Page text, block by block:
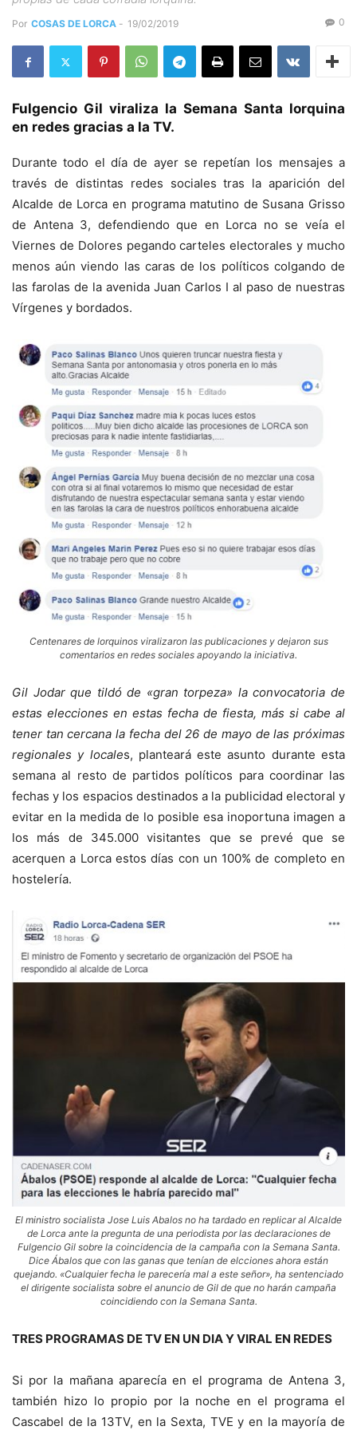
Por COSAS DE LORCA - 19/02/2019 0
Fulgencio Gil viraliza la Semana Santa lorquina
en redes gracias a la TV.
Durante todo el día de ayer se repetían los mensajes a
través de distintas redes sociales tras la aparición del
Alcalde de Lorca en programa matutino de Susana Grisso
de Antena 3, defendiendo que en Lorca no se veía el
Viernes de Dolores pegando carteles electorales y mucho
menos aún viendo las caras de los políticos colgando de
las farolas de la avenida Juan Carlos I al paso de nuestras
Vírgenes y bordados.
Centenares de lorquinos viralizaron las publicaciones y dejaron sus
comentarios en redes sociales apoyando la iniciativa.
Gil Jodar que tildó de «gran torpeza» la convocatoria de
estas elecciones en estas fecha de fiesta, más si cabe al
tener tan cercana la fecha del 26 de mayo de las próximas
regionales y locales, planteará este asunto durante esta
semana al resto de partidos políticos para coordinar las
fechas y los espacios destinados a la publicidad electoral y
evitar en la medida de lo posible esa inoportuna imagen a
los más de 345.000 visitantes que se prevé que se
acerquen a Lorca estos días con un 100% de completo en
hostelería.
El ministro socialista Jose Luis Abalos no ha tardado en replicar al Alcalde
de Lorca ante la pregunta de una periodista por las declaraciones de
Fulgencio Gil sobre la coincidencia de la campaña con la Semana Santa.
Dice Ábalos que con las ganas que tenían de elcciones ahora están
quejando. «Cualquier fecha le parecería mal a este señor», ha sentenciado
el dirigente socialista sobre el anuncio de Gil de que no harán campaña
coincidiendo con la Semana Santa.
TRES PROGRAMAS DE TV EN UN DIA Y VIRAL EN REDES
Si por la mañana aparecía en el programa de Antena 3,
también hizo lo propio por la noche en el programa el
Cascabel de la 13TV, en la Sexta, TVE y en la mayoría de